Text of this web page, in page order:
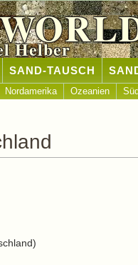
Helber
SAND-TAUSCH
Nordamerika Ozeanien